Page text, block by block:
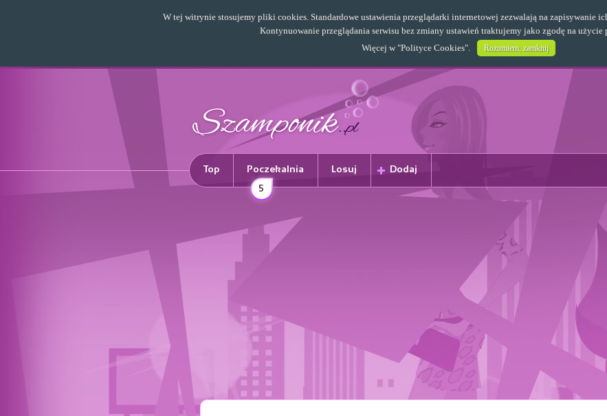
Top Poczekalnia
5
Losuj Dodaj
W tej witrynie stosujemy pliki cookies. Standardowe ustawienia przeglądarki internetowej zezwalają na zapisywanie
Kontynuowanie przeglądania serwisu bez zmiany ustawień traktujemy jako zgodę na
Więcej w "Polityce Cookies". Rozumiem, zamknij